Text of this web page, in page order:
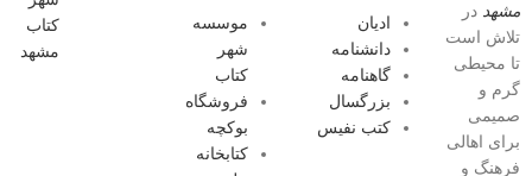
مشهد در
تلاش است
تا محیطی
گرم و
صمیمی
برای اهالی
فرهنگ و
ادیان
دانشنامه
گاهنامه
بزرگسال
کتب نفیس
موسسه
شهر
کتاب
فروشگاه
بوکچه
کتابخانه